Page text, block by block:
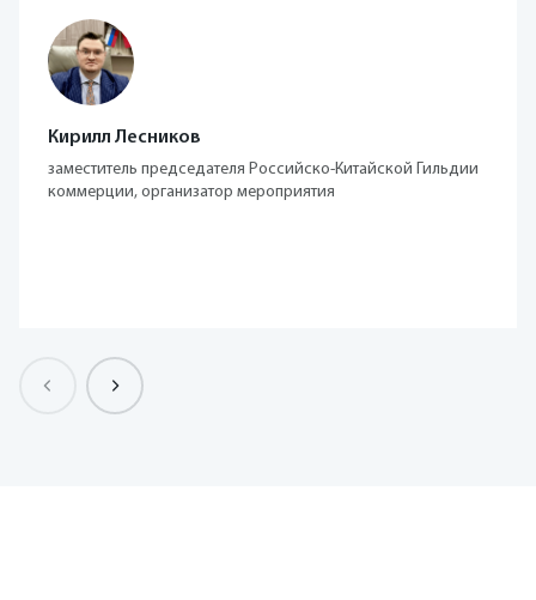
Кирилл Лесников
заместитель председателя Российско-Китайской Гильдии
коммерции, организатор мероприятия